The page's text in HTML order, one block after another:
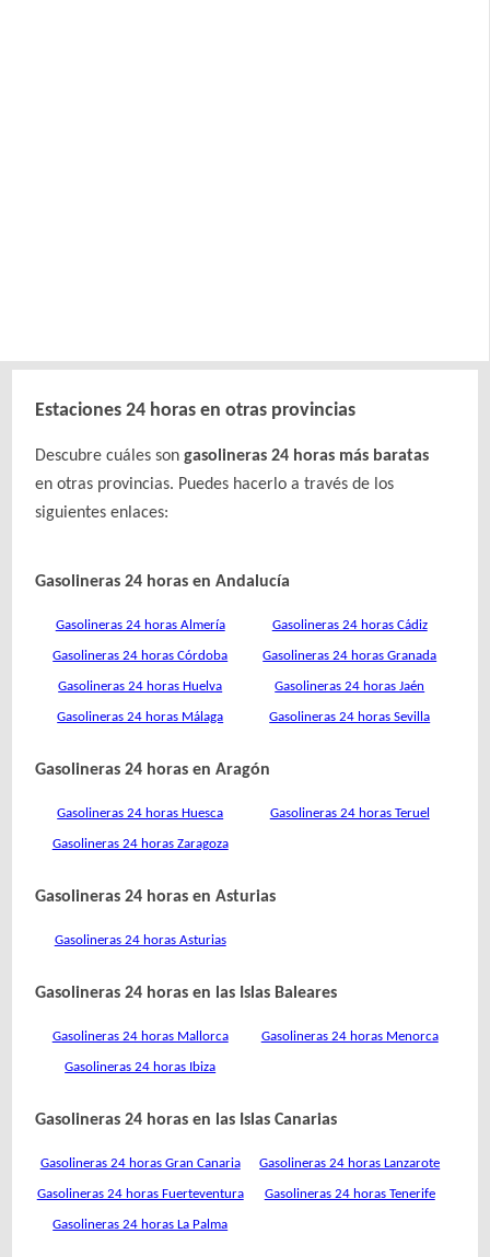
Estaciones 24 horas en otras provincias
Descubre cuáles songasolineras 24 horas más baratas
en otras provincias. Puedes hacerlo a través de los
siguientes enlaces:
Gasolineras 24 horas en Andalucía
Gasolineras 24 horas Almería Gasolineras 24 horas Cádiz
Gasolineras 24 horas Córdoba Gasolineras 24 horas Granada
Gasolineras 24 horas Huelva Gasolineras 24 horas Jaén
Gasolineras 24 horas Málaga Gasolineras 24 horas Sevilla
Gasolineras 24 horas en Aragón
Gasolineras 24 horas Huesca Gasolineras 24 horas Teruel
Gasolineras 24 horas Zaragoza
Gasolineras 24 horas en Asturias
Gasolineras 24 horas Asturias
Gasolineras 24 horas en las Islas Baleares
Gasolineras 24 horas Mallorca Gasolineras 24 horas Menorca
Gasolineras 24 horas Ibiza
Gasolineras 24 horas en las Islas Canarias
Gasolineras 24 horas Gran Canaria Gasolineras 24 horas Lanzarote
Gasolineras 24 horas Fuerteventura Gasolineras 24 horas Tenerife
Gasolineras 24 horas La Palma